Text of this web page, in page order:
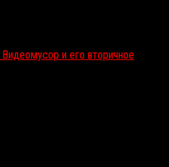
и его вторичное